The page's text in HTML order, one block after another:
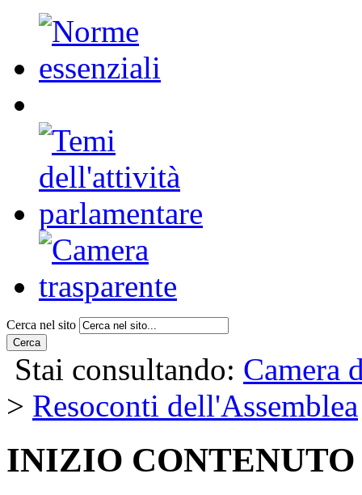
Cerca nel sito
Cerca
Stai consultando: Camera
> Resoconti dell'Assemblea
INIZIO CONTENUTO